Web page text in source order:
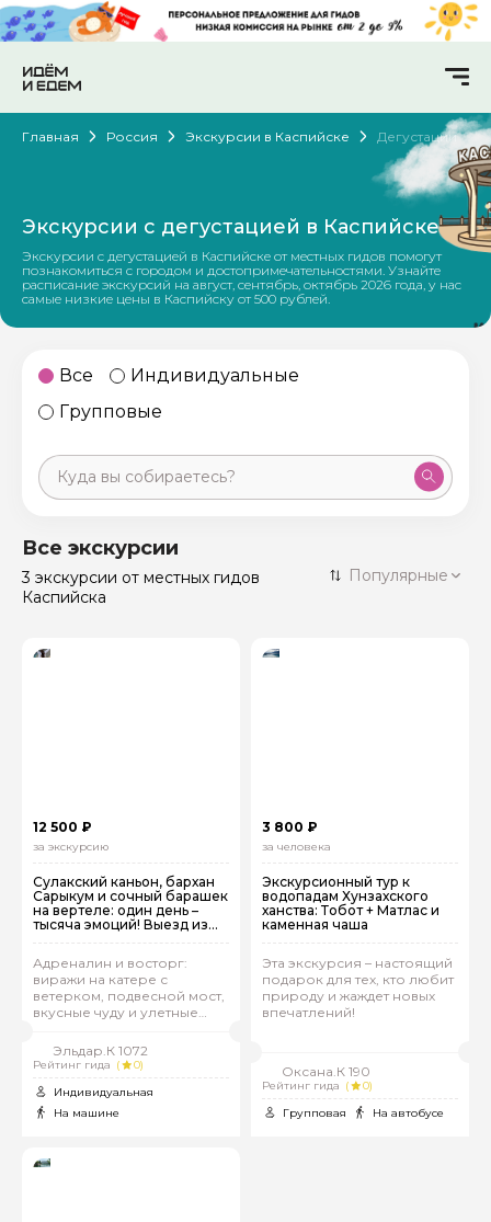
Главная Россия Экскурсии в Каспийске Дегустации
Экскурсии с дегустацией в Каспийске
Экскурсии с дегустацией в Каспийске от местных гидов помогут
познакомиться с городом и достопримечательностями. Узнайте
расписание экскурсий на август, сентябрь, октябрь 2026 года, у нас
самые низкие цены в Каспийску от 500 рублей.
Все
Индивидуальные
Групповые
Санкт-Петербург
Россия
50 экскурсий
Все экскурсии
3 экскурсии от местных гидов
Каспийска
Популярные
12 500 ₽
за экскурсию
Сулакский каньон, бархан
Сарыкум и сочный барашек
на вертеле: один день –
тысяча эмоций! Выезд из
Каспийска
Адреналин и восторг:
виражи на катере с
ветерком, подвесной мост,
вкусные чуду и улетные
Эльдар.К 1072
Рейтинг гида (
0)
Индивидуальная
На машине
3 800 ₽
за человека
Экскурсионный тур к
водопадам Хунзахского
ханства: Тобот + Матлас и
каменная чаша
Эта экскурсия – настоящий
подарок для тех, кто любит
природу и жаждет новых
впечатлений!
Оксана.К 190
Рейтинг гида (
0)
Групповая
На автобусе